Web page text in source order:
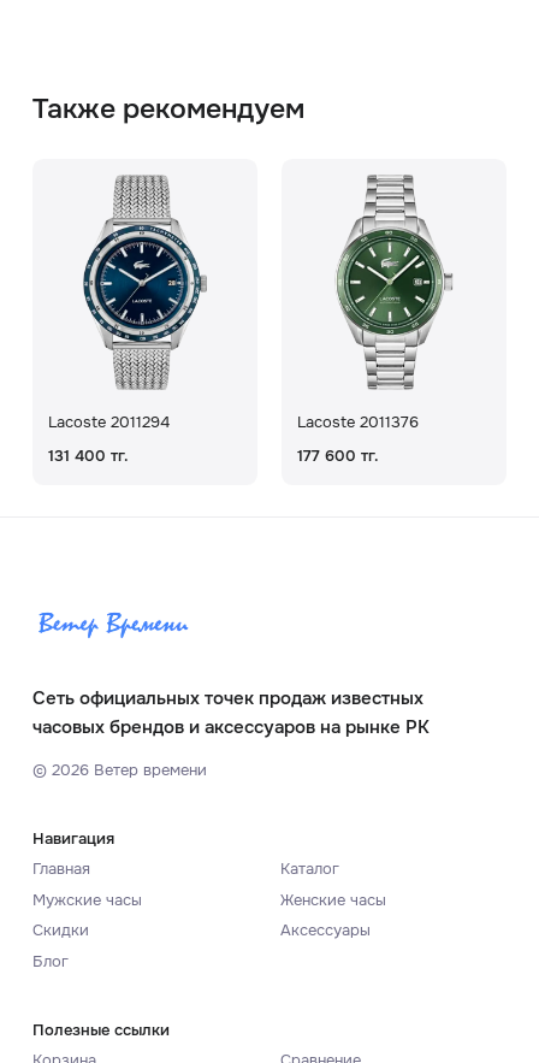
Также рекомендуем
Lacoste 2011294
131 400 тг.
Lacoste 2011376
177 600 тг.
Сеть официальных точек продаж известных
часовых брендов и аксессуаров на рынке РК
© 2026Ветер времени
Навигация
Главная
Каталог
Мужские часы
Женские часы
Скидки
Аксессуары
Блог
Полезные ссылки